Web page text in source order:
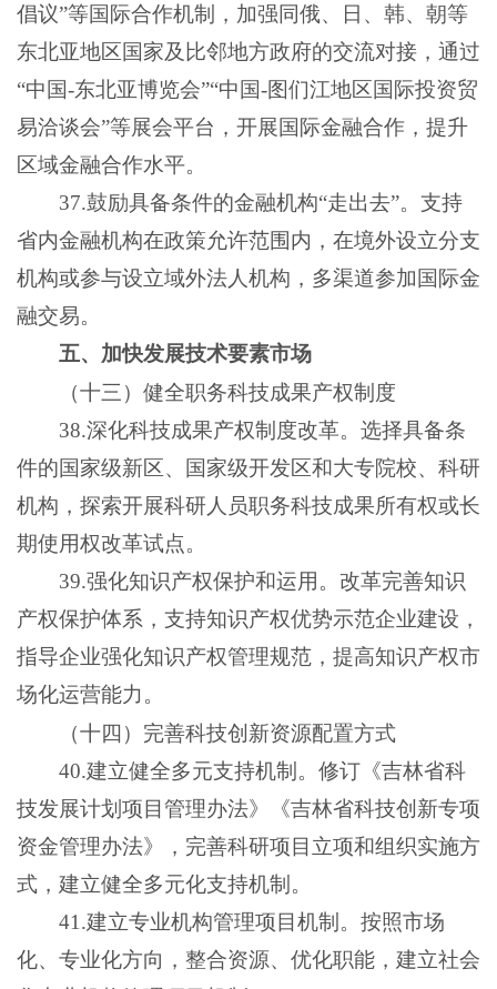
倡议”等国际合作机制，加强同俄、日、韩、朝等
东北亚地区国家及比邻地方政府的交流对接，通过
“中国-东北亚博览会”“中国-图们江地区国际投资贸
易洽谈会”等展会平台，开展国际金融合作，提升
区域金融合作水平。
37.鼓励具备条件的金融机构“走出去”。支持
省内金融机构在政策允许范围内，在境外设立分支
机构或参与设立域外法人机构，多渠道参加国际金
融交易。
五、加快发展技术要素市场
（十三）健全职务科技成果产权制度
38.深化科技成果产权制度改革。选择具备条
件的国家级新区、国家级开发区和大专院校、科研
机构，探索开展科研人员职务科技成果所有权或长
期使用权改革试点。
39.强化知识产权保护和运用。改革完善知识
产权保护体系，支持知识产权优势示范企业建设，
指导企业强化知识产权管理规范，提高知识产权市
场化运营能力。
（十四）完善科技创新资源配置方式
40.建立健全多元支持机制。修订《吉林省科
技发展计划项目管理办法》《吉林省科技创新专项
资金管理办法》，完善科研项目立项和组织实施方
式，建立健全多元化支持机制。
41.建立专业机构管理项目机制。按照市场
化、专业化方向，整合资源、优化职能，建立社会